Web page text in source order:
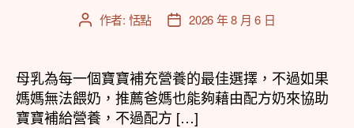
文
者
作者: 恬點
文
佈
日
期
2026 年 8 月 6 日
母乳為每一個寶寶補充營養的最佳選擇，不過如果
媽媽無法餵奶，推薦爸媽也能夠藉由配方奶來協助
寶寶補給營養，不過配方 […]